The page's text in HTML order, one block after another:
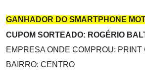
GANHADOR DO SMARTPHONE
CUPOM SORTEADO: ROGÉRIO
EMPRESA ONDE COMPROU: PRINT
BAIRRO: CENTRO